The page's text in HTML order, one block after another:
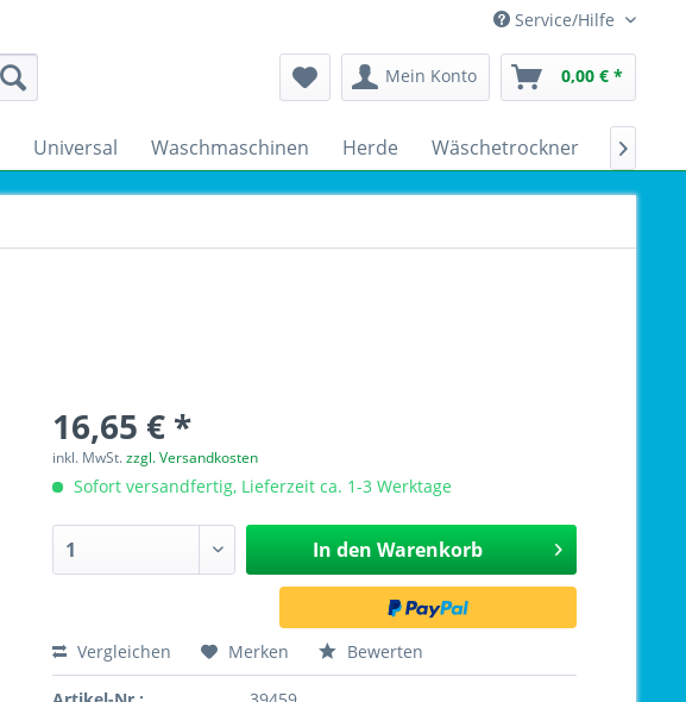
Service/Hilfe
Mein Konto 0,00 € *
Universal Waschmaschinen Herde Wäschetrockner 
16,65 € *
inkl. MwSt.zzgl. Versandkosten
Sofort versandfertig, Lieferzeit ca. 1-3 Werktage
In den Warenkorb
Vergleichen Merken Bewerten